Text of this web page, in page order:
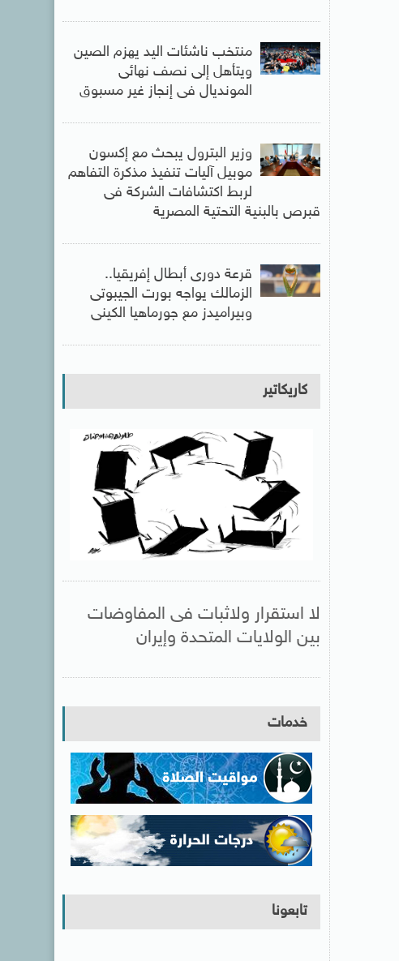
منتخب ناشئات اليد يهزم الصين
ويتأهل إلى نصف نهائى
المونديال فى إنجاز غير مسبوق
وزير البترول يبحث مع إكسون
موبيل آليات تنفيذ مذكرة التفاهم
لربط اكتشافات الشركة فى
قبرص بالبنية التحتية المصرية
قرعة دورى أبطال إفريقيا..
الزمالك يواجه بورت الجيبوتى
وبيراميدز مع جورماهيا الكينى
كاريكاتير
لا استقرار ولاثبات فى المفاوضات
بين الولايات المتحدة وإيران
خدمات
تابعونا